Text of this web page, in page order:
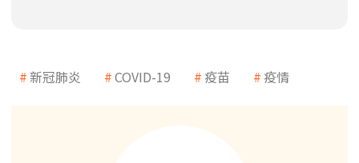
新冠肺炎 COVID-19 疫苗 疫情